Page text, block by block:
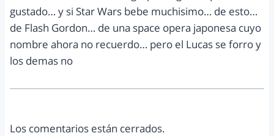
gustado… y si Star Wars bebe muchisimo… de esto…
de Flash Gordon… de una space opera japonesa cuyo
nombre ahora no recuerdo… pero el Lucas se forro y
los demas no
Los comentarios están cerrados.